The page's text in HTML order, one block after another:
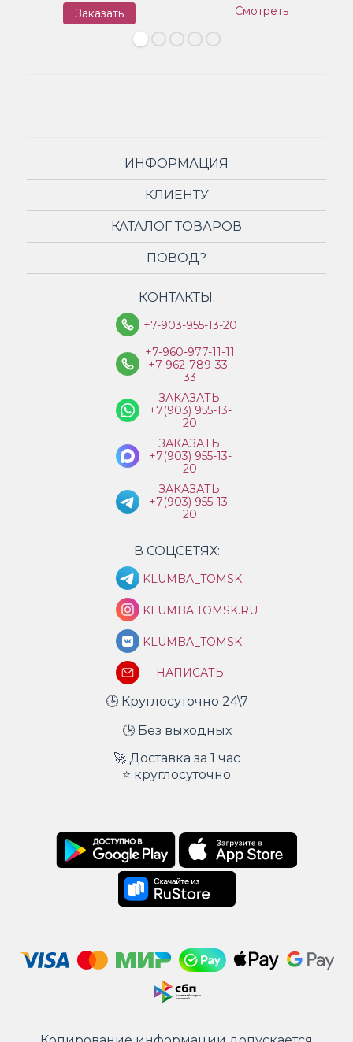
Заказать Смотреть
ИНФОРМАЦИЯ
КЛИЕНТУ
КАТАЛОГ ТОВАРОВ
ПОВОД?
КОНТАКТЫ:
+7-903-955-13-20
+7-960-977-11-11
+7-962-789-33-
33
ЗАКАЗАТЬ:
+7(903) 955-13-
20
ЗАКАЗАТЬ:
+7(903) 955-13-
20
ЗАКАЗАТЬ:
+7(903) 955-13-
20
В СОЦСЕТЯХ:
KLUMBA_TOMSK
KLUMBA.TOMSK.RU
KLUMBA_TOMSK
НАПИСАТЬ
🕒 Круглосуточно 24\7
🕒 Без выходных
🚀 Доставка за 1 час
⭐ круглосуточно